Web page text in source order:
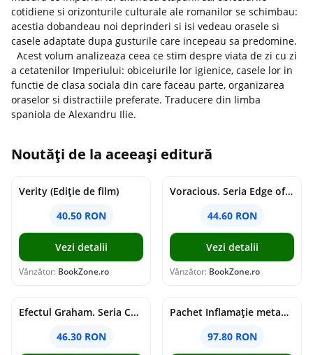
cotidiene si orizonturile culturale ale romanilor se schimbau:
acestia dobandeau noi deprinderi si isi vedeau orasele si
casele adaptate dupa gusturile care incepeau sa predomine.
Acest volum analizeaza ceea ce stim despre viata de zi cu zi
a cetatenilor Imperiului: obiceiurile lor igienice, casele lor in
functie de clasa sociala din care faceau parte, organizarea
oraselor si distractiile preferate. Traducere din limba
spaniola de Alexandru Ilie.
Noutăți de la aceeași editură
Verity (Ediție de film)
40.50 RON
Vezi detalii
Vânzător: BookZone.ro
Voracious. Seria Edge of Darkness Vol.2
44.60 RON
Vezi detalii
Vânzător: BookZone.ro
Efectul Graham. Seria Campus Diaries Vol.1
46.30 RON
Pachet Inflamație metabolism și creier
97.80 RON